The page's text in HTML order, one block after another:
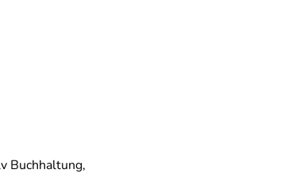
Buchhaltung,